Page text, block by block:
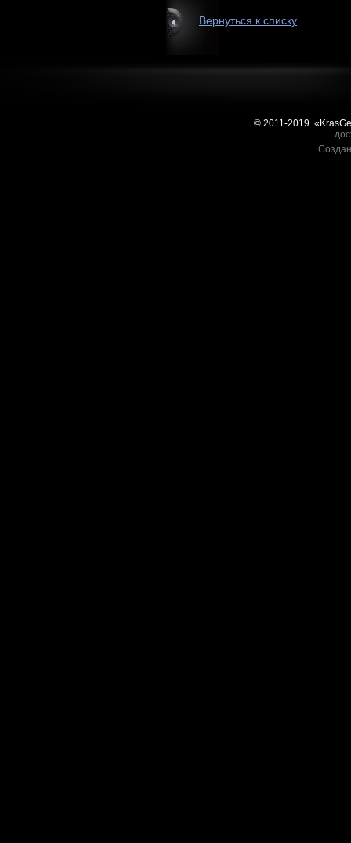
Вернуться к списку
© 2011-2019.